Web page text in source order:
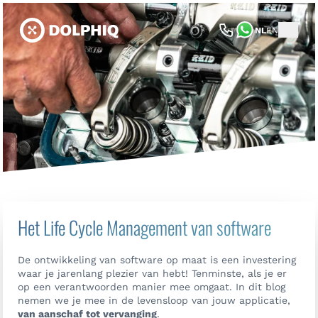
NLEN
Het Life Cycle Management van software
De ontwikkeling van software op maat is een investering
waar je jarenlang plezier van hebt! Tenminste, als je er
op een verantwoorden manier mee omgaat. In dit blog
nemen we je mee in de levensloop van jouw applicatie,
van aanschaf tot vervanging.